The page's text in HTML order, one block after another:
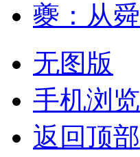
夔：从
无图版
手机浏览
返回顶部